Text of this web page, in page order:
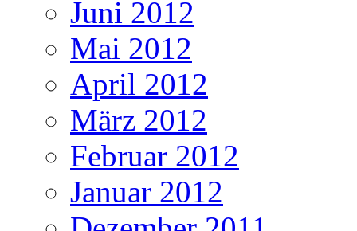
Juni 2012
Mai 2012
April 2012
März 2012
Februar 2012
Januar 2012